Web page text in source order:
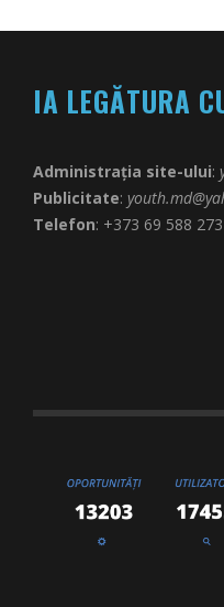
IA LEGĂTURA
Administrația site-ului:
Publicitate:
Telefon: +373 69 588 273